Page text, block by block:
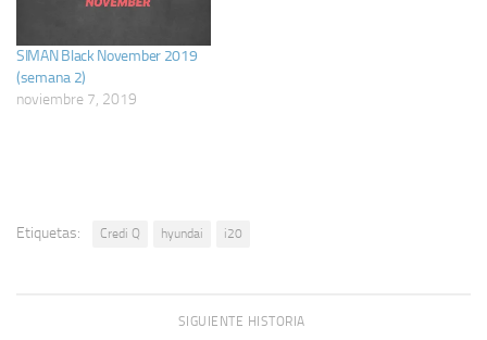
SIMAN Black November 2019
(semana 2)
noviembre 7, 2019
Etiquetas: Credi Q hyundai i20
SIGUIENTE HISTORIA